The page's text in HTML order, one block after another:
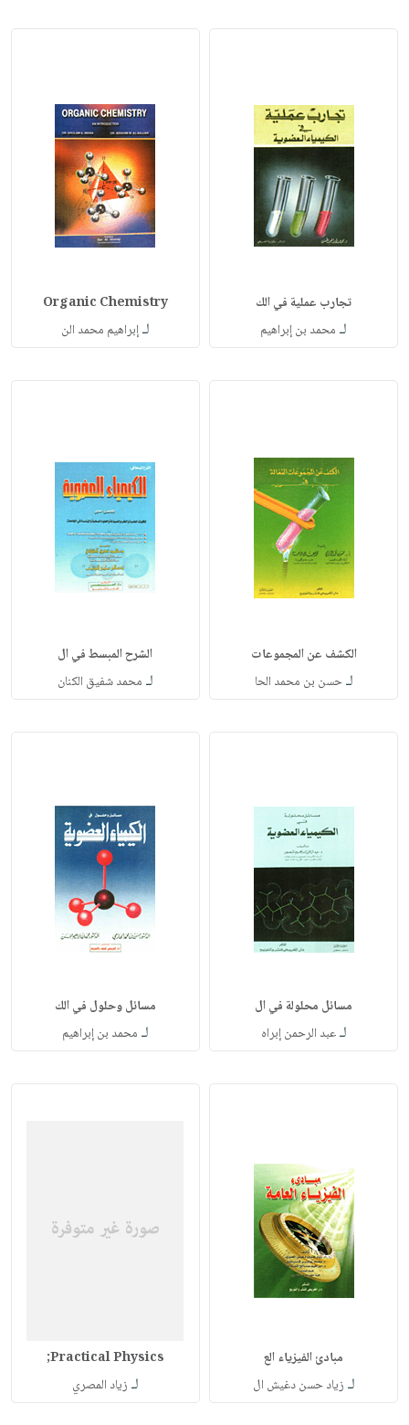
تجارب عملية في الك
لـ محمد بن إبراهيم
Organic Chemistry
لـإبراهيم محمد الن
الكشف عن المجموعات
لـحسن بن محمد الحا
الشرح المبسط في ال
لـ محمد شفيق الكنان
مسائل محلولة في ال
لـعبد الرحمن إبراه
مسائل وحلول في الك
لـ محمد بن إبراهيم
مبادئ الفيزياء الع
لـ زياد حسن دغيش ال
Practical Physics;
لـ زياد المصري